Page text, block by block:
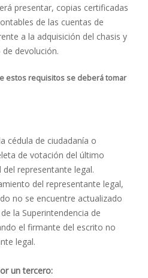
presentar, copias certificadas
de las cuentas de
a la adquisición del chasis y
devolución.
estos requisitos se deberá tomar
cédula de ciudadanía o
de votación del último
representante legal.
del representante legal,
no se encuentre actualizado
la Superintendencia de
el firmante del escrito no
legal.
un tercero: